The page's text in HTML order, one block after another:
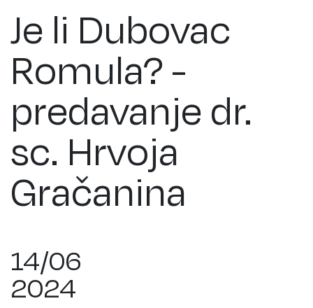
Je li Dubovac
Romula? -
predavanje dr.
sc. Hrvoja
Gračanina
14/06
2024